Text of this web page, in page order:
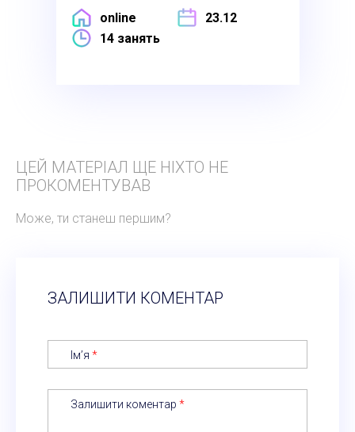
online
23.12
14 занять
ЦЕЙ МАТЕРІАЛ ЩЕ НІХТО НЕ
ПРОКОМЕНТУВАВ
Може, ти станеш першим?
ЗАЛИШИТИ КОМЕНТАР
Ім’я *
Залишити коментар *